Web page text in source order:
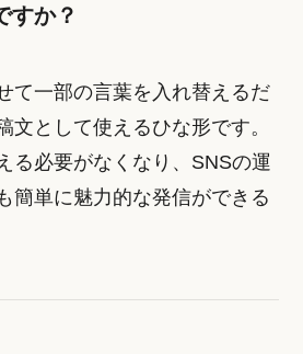
すか？
て一部の言葉を入れ替えるだ
文として使えるひな形です。
る必要がなくなり、SNSの運
簡単に魅力的な発信ができる